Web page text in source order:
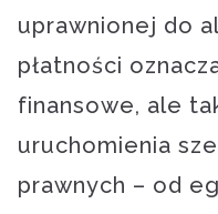
uprawnionej do
płatności
finansowe, ale
uruchomienia
prawnych – od